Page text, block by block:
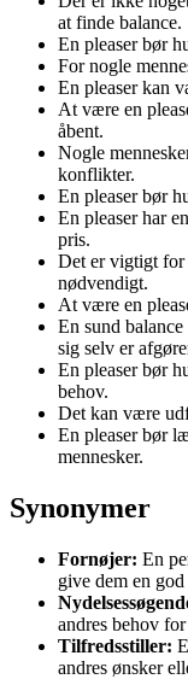
at finde balance.
En pleaser bør
For nogle
En pleaser kan
At være en
åbent.
Nogle
konflikter.
En pleaser bør
En pleaser har
pris.
Det er vigtigt for
nødvendigt.
At være en
En sund
sig selv er
En pleaser bør
behov.
Det kan være
En pleaser bør
mennesker.
Synonymer
Fornøjer: En
give dem en
andres behov
Tilfredsstiller:
andres ønsker